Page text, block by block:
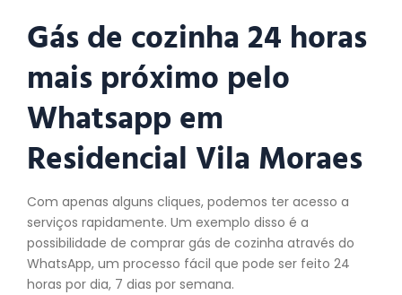
Gás de cozinha 24 horas
mais próximo pelo
Whatsapp em
Residencial Vila Moraes
Com apenas alguns cliques, podemos ter acesso a
serviços rapidamente. Um exemplo disso é a
possibilidade de comprar gás de cozinha através do
WhatsApp, um processo fácil que pode ser feito 24
horas por dia, 7 dias por semana.